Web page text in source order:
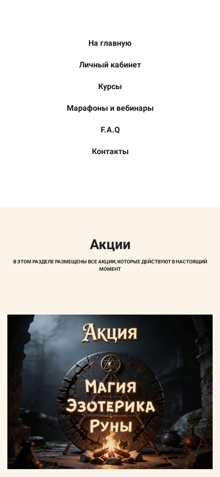
На главную
Личный кабинет
Курсы
Марафоны и вебинары
F.A.Q
Контакты
Акции
В ЭТОМ РАЗДЕЛЕ РАЗМЕЩЕНЫ ВСЕ АКЦИИ, КОТОРЫЕ ДЕЙСТВУЮТ В НАСТОЯЩИЙ
МОМЕНТ